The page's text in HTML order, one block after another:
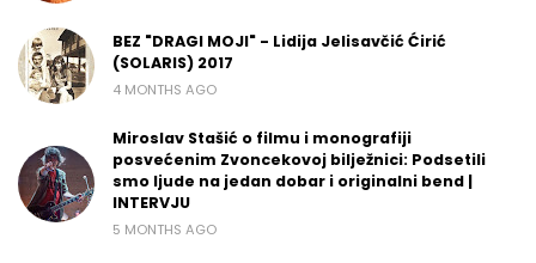
BEZ "DRAGI MOJI" - Lidija Jelisavčić Ćirić
(SOLARIS) 2017
4 MONTHS AGO
Miroslav Stašić o filmu i monografiji
posvećenim Zvoncekovoj bilježnici: Podsetili
smo ljude na jedan dobar i originalni bend |
INTERVJU
5 MONTHS AGO